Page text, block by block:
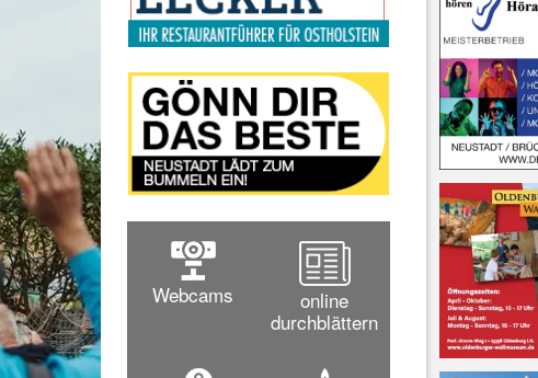
Webcams
online
durchblättern